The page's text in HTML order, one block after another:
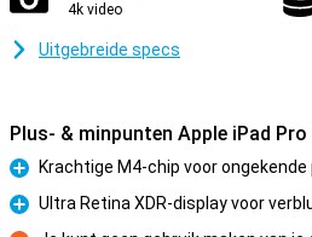
4k video
Uitgebreide specs
Plus- & minpunten Apple iPad
Pluspunt
Krachtige M4-chip voor
Pluspunt
Ultra Retina XDR-display voor